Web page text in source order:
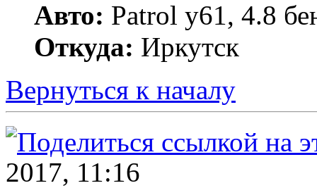
Авто: Patrol y61, 4.8
Откуда: Иркутск
Вернуться к началу
2017, 11:16